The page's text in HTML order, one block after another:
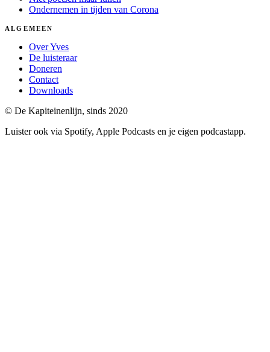
Ondernemen in tijden van Corona
ALGEMEEN
Over Yves
De luisteraar
Doneren
Contact
Downloads
© De Kapiteinenlijn, sinds 2020
Luister ook via Spotify, Apple Podcasts en je eigen podcastapp.